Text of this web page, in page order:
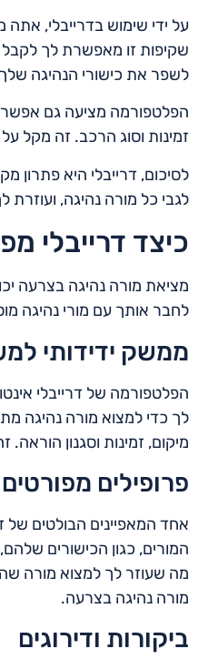
על ידי שימוש בדרייבלי,
שקיפות זו מאפשרת לך
לשפר את כישורי הנהיגה
הפלטפורמה מציעה גם
זמינות וסוג הרכב. זה מקל
לסיכום, דרייבלי היא
לגבי כל מורה נהיגה,
כיצד דרייבלי
מציאת מורה נהיגה בצרעה
לחבר אותך עם מורי נהיגה
ממשק ידידותי
הפלטפורמה של דרייבלי
לך כדי למצוא מורה נהיגה
מיקום, זמינות וסגנון
פרופילים
אחד המאפיינים הבולטים של
המורים, כגון הכישורים
מה שעוזר לך למצוא מורה
מורה נהיגה בצרעה.
ביקורות ודירוגים